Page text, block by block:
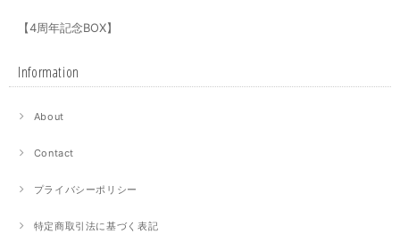
【4周年記念BOX】
Information
About
Contact
プライバシーポリシー
特定商取引法に基づく表記